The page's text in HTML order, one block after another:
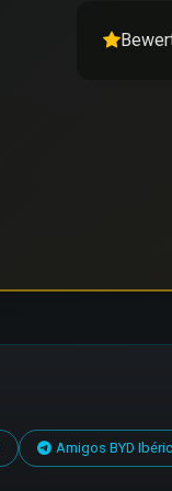
Amigos BYD